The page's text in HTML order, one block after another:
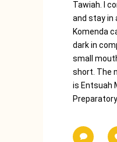
Tawiah. I
and stay in
Komenda
dark in
small
short. The
is Entsuah
Preparatory